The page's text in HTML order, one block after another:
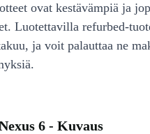
ovat kestävämpiä ja
Luotettavilla refurbed-
ja voit palauttaa ne
6 - Kuvaus